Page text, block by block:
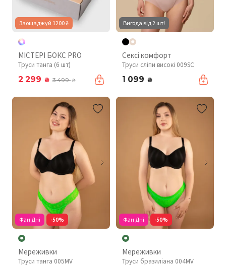
Заощаджуй 1200 ₴
МІСТЕРІ БОКС PRO
Труси танга (6 шт)
2 299 ₴ 3 499₴
Вигода від 2 шт!
Сексі комфорт
Труси сліпи високі 009SC
1 099 ₴
Фан Дні -50%
Мереживки
Труси танга 005MV
Фан Дні -50%
Мереживки
Труси бразиліана 004MV